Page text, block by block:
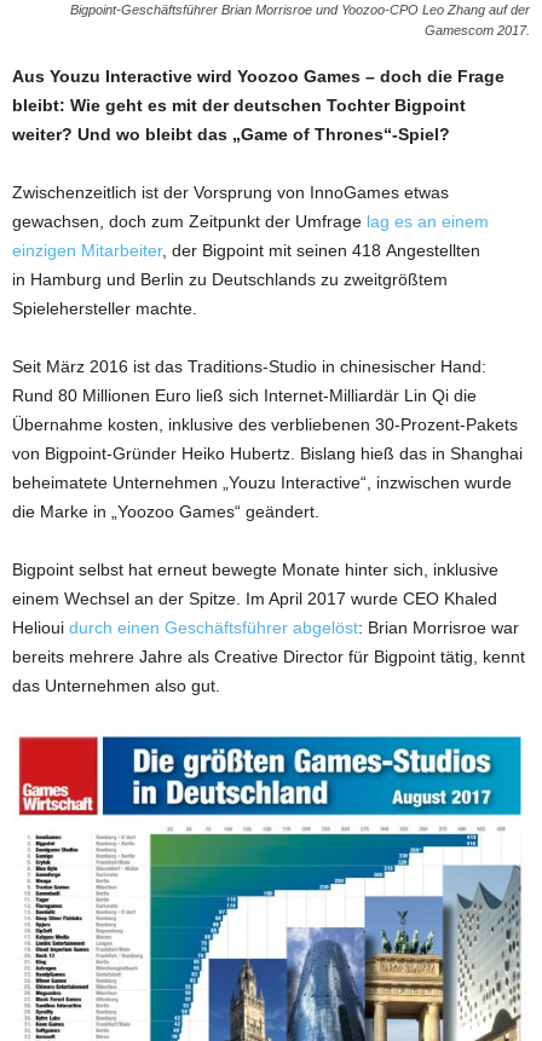
Bigpoint-Geschäftsführer Brian Morrisroe und Yoozoo-CPO Leo Zhang auf der
Gamescom 2017.
Aus Youzu Interactive wird Yoozoo Games – doch die Frage
bleibt: Wie geht es mit der deutschen Tochter Bigpoint
weiter? Und wo bleibt das „Game of Thrones“-Spiel?
Zwischenzeitlich ist der Vorsprung von InnoGames etwas
gewachsen, doch zum Zeitpunkt der Umfrage lag es an einem
einzigen Mitarbeiter, der Bigpoint mit seinen 418 Angestellten
in Hamburg und Berlin zu Deutschlands zu zweitgrößtem
Spielehersteller machte.
Seit März 2016 ist das Traditions-Studio in chinesischer Hand:
Rund 80 Millionen Euro ließ sich Internet-Milliardär Lin Qi die
Übernahme kosten, inklusive des verbliebenen 30-Prozent-Pakets
von Bigpoint-Gründer Heiko Hubertz. Bislang hieß das in Shanghai
beheimatete Unternehmen „Youzu Interactive“, inzwischen wurde
die Marke in „Yoozoo Games“ geändert.
Bigpoint selbst hat erneut bewegte Monate hinter sich, inklusive
einem Wechsel an der Spitze. Im April 2017 wurde CEO Khaled
Helioui durch einen Geschäftsführer abgelöst: Brian Morrisroe war
bereits mehrere Jahre als Creative Director für Bigpoint tätig, kennt
das Unternehmen also gut.